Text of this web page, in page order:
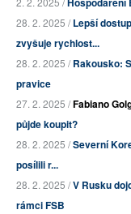
28. 2. 2025 /Lepší
zvyšuje rychlost...
28. 2. 2025 /Rakousko:
pravice
27. 2. 2025 /Fabiano
půjde koupit?
28. 2. 2025 /Severní
posílili r...
28. 2. 2025 /V Rusku
rámci FSB